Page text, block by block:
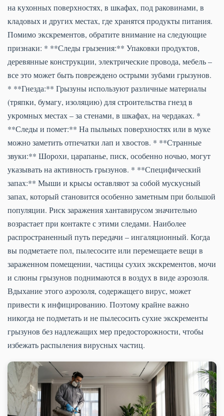
на кухонных поверхностях, в шкафах, под раковинами, в
кладовых и других местах, где хранятся продукты питания.
Помимо экскрементов, обратите внимание на следующие
признаки: * **Следы грызения:** Упаковки продуктов,
деревянные конструкции, электрические провода, мебель –
все это может быть повреждено острыми зубами грызунов.
* **Гнезда:** Грызуны используют различные материалы
(тряпки, бумагу, изоляцию) для строительства гнезд в
укромных местах – за стенами, в шкафах, на чердаках. *
**Следы и помет:** На пыльных поверхностях или в муке
можно заметить отпечатки лап и хвостов. * **Странные
звуки:** Шорохи, царапанье, писк, особенно ночью, могут
указывать на активность грызунов. * **Специфический
запах:** Мыши и крысы оставляют за собой мускусный
запах, который становится особенно заметным при большой
популяции. Риск заражения хантавирусом значительно
возрастает при контакте с этими следами. Наиболее
распространенный путь передачи – ингаляционный. Когда
вы подметаете пол, пылесосите или перемещаете вещи в
зараженном помещении, частицы сухих экскрементов, мочи
и слюны грызунов поднимаются в воздух в виде аэрозоля.
Вдыхание этого аэрозоля, содержащего вирус, может
привести к инфицированию. Поэтому крайне важно
никогда не подметать и не пылесосить сухие экскременты
грызунов без надлежащих мер предосторожности, чтобы
избежать распыления вирусных частиц.